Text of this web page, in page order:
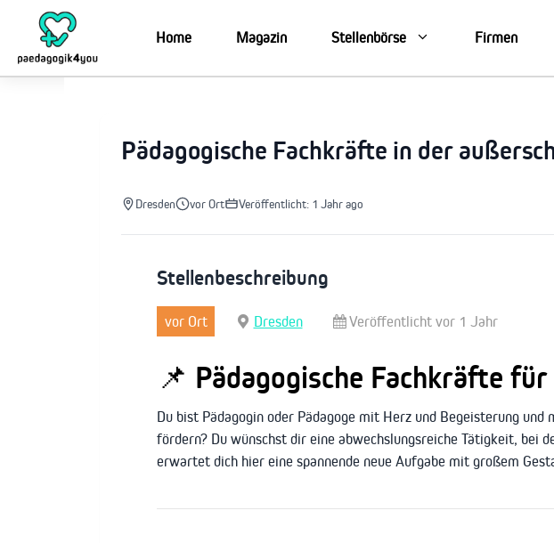
springen
Home Magazin Stellenbörse Firmen
Pädagogische Fachkräfte in der
Dresden vor Ort Veröffentlicht: 1 Jahr ago
Stellenbeschreibung
vor Ort Dresden Veröffentlicht vor 1 Jahr
📌 Pädagogische Fachkräfte
Du bist Pädagogin oder Pädagoge mit Herz und Begeisterung
fördern? Du wünschst dir eine abwechslungsreiche Tätigkeit, bei
erwartet dich hier eine spannende neue Aufgabe mit großem